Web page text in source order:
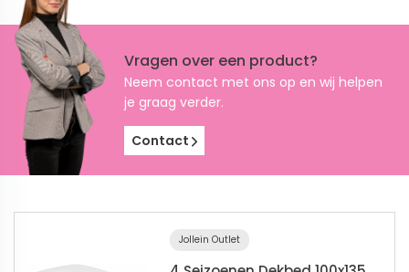
Vragen over een product?
Neem contact met ons op en wij helpen
je graag verder.
Contact
Jollein Outlet